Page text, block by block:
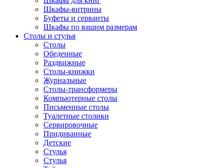
Шкафы-витрины
Буфеты и серванты
Шкафы по вашим размерам
Столы и стулья
Столы
Обеденные
Раздвижные
Столы-книжки
Журнальные
Столы-трансформеры
Компьютерные столы
Письменные столы
Туалетные столики
Сервировочные
Придиванные
Детские
Стулья
Стулья